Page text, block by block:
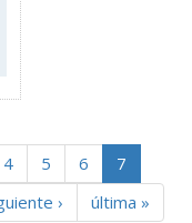
4 5 6
7
› última »